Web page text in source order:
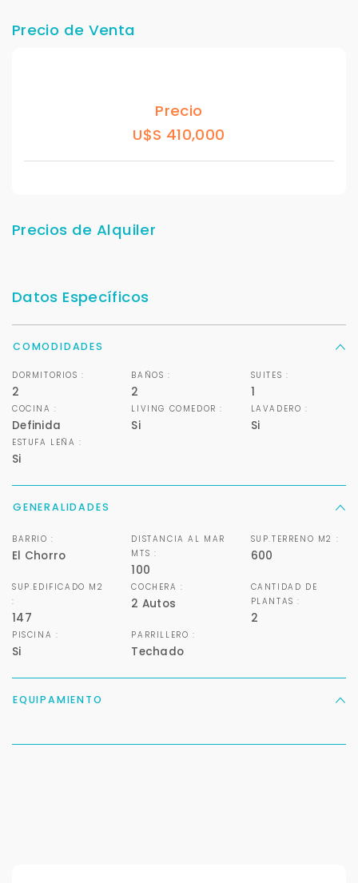
Precio de Venta
Precio
U$S 410,000
Precios de Alquiler
Datos Específicos
COMODIDADES
DORMITORIOS :
2
BAÑOS :
2
SUITES :
1
COCINA :
Definida
LIVING COMEDOR :
Si
LAVADERO :
Si
ESTUFA LEÑA :
Si
GENERALIDADES
BARRIO :
El Chorro
DISTANCIA AL MAR
MTS :
100
SUP.TERRENO M2 :
600
SUP.EDIFICADO M2
:
147
COCHERA :
2 Autos
CANTIDAD DE
PLANTAS :
2
PISCINA :
Si
PARRILLERO :
Techado
EQUIPAMIENTO
mejor y más rápido